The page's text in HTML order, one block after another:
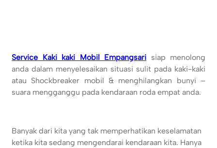
Service Kaki kaki Mobil Empangsari siap menolong
anda dalam menyelesaikan situasi sulit pada kaki-kaki
atau Shockbreaker mobil & menghilangkan bunyi –
suara mengganggu pada kendaraan roda empat anda.
Banyak dari kita yang tak memperhatikan keselamatan
ketika kita sedang mengendarai kendaraan kita. Hanya